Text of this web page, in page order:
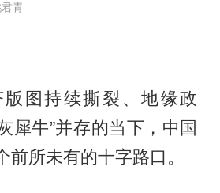
青
图持续撕裂、地缘政
犀牛”并存的当下，中国
前所未有的十字路口。